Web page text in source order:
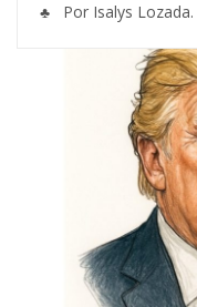
♣ Por Isalys Lozada.